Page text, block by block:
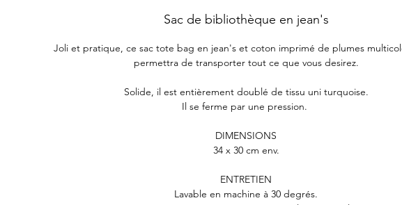
Sac de bibliothèque en jean's
Joli et pratique, ce sac tote bag en jean's et coton imprimé de plumes
permettra de transporter tout ce que vous desirez.
Solide, il est entièrement doublé de tissu uni turquoise.
Il se ferme par une pression.
DIMENSIONS
34 x 30 cm env.
ENTRETIEN
Lavable en machine à 30 degrés.